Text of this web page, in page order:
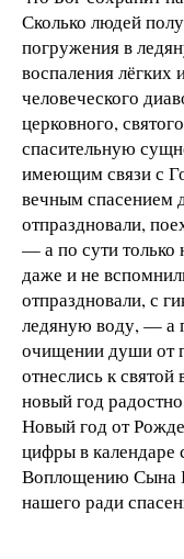
Сколько людей
погружения в
воспаления лёгких
человеческого
церковного,
спасительную
имеющим связи с
вечным спасением
отпраздновали,
— а по сути
даже и не
отпраздновали, с
ледяную воду, — а
очищении души от
отнеслись к
новый год
Новый год от
цифры в календаре
Воплощению Сына
нашего ради